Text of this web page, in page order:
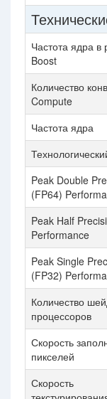
Частота ядра
Boost
Количество
Compute
Частота ядра
Peak Double
(FP64)
Peak Half
Performance
Peak Single
(FP32)
Количество
процессоров
Скорость
пикселей
Скорость